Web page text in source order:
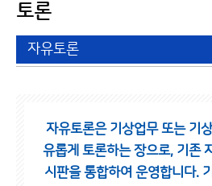
토론
자유토론
자유토론은 기상업무 또는 기
유롭게 토론하는 장으로, 기존
시판을 통합하여 운영합니다.